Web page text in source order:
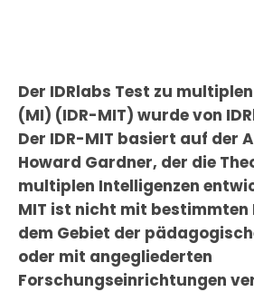
Der IDRlabs Test zu
(MI) (IDR-MIT) wurde von
Der IDR-MIT basiert auf der
Howard Gardner, der die
multiplen Intelligenzen
MIT ist nicht mit bestimmten
dem Gebiet der
oder mit angegliederten
Forschungseinrichtungen